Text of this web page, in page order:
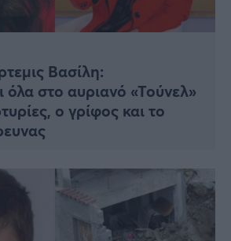
Βασίλη:
όλα στο αυριανό «Τούνελ»
ο γρίφος και το